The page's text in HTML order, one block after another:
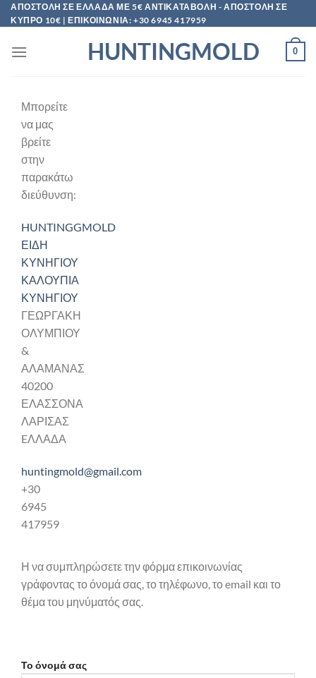
Μετάβαση
στο
ΑΠΟΣΤΟΛΗ ΣΕ ΕΛΛΑΔΑ ΜΕ 5€ ΑΝΤΙΚΑΤΑΒΟΛΗ - ΑΠΟΣΤΟΛΗ ΣΕ
ΚΥΠΡΟ 10€ | ΕΠΙΚΟΙΝΩΝΙΑ: +30 6945 417959
HUNTINGMOLD 0
Μπορείτε
να μας
βρείτε
στην
παρακάτω
διεύθυνση:
HUNTINGGMOLD
ΕΙΔΗ
ΚΥΝΗΓΙΟΥ
ΚΑΛΟΥΠΙΑ
ΚΥΝΗΓΙΟΥ
ΓΕΩΡΓΑΚΗ
ΟΛΥΜΠΙΟΥ
&
ΑΛΑΜΑΝΑΣ
40200
ΕΛΑΣΣΟΝΑ
ΛΑΡΙΣΑΣ
EΛΛΑΔΑ
huntingmold@gmail.com
+30
6945
417959
Η να συμπληρώσετε την φόρμα επικοινωνίας
γράφοντας το όνομά σας, το τηλέφωνο, το email και το
θέμα του μηνύματός σας.
Το όνομά σας